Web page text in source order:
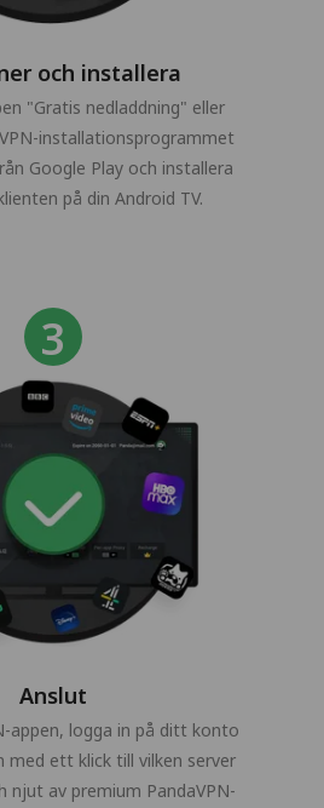
och installera
"Gratis nedladdning" eller
installationsprogrammet
Google Play och installera
på din Android TV.
Anslut
appen, logga in på ditt konto
med ett klick till vilken server
njut av premium PandaVPN-